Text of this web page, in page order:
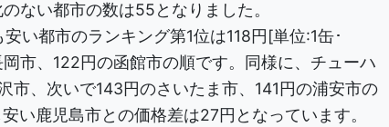
ない都市の数は55となりました。
い都市のランキング第1位は118円[単位:1缶･
市、122円の函館市の順です。同様に、チューハ
市、次いで143円のさいたま市、141円の浦安市の
い鹿児島市との価格差は27円となっています。